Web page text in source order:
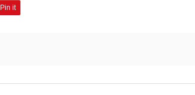
Pin it